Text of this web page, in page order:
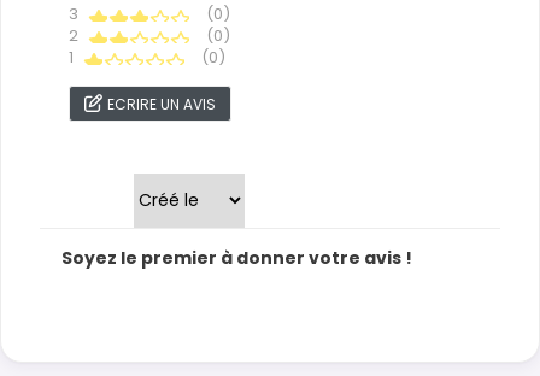
3
(0)
2
(0)
1
(0)
ECRIRE UN AVIS
Soyez le premier à donner votre avis !